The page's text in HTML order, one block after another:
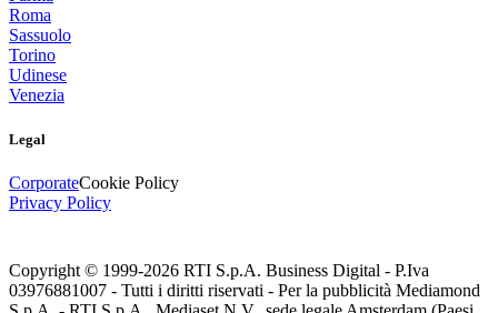
Roma
Sassuolo
Torino
Udinese
Venezia
Legal
CorporateCookie Policy
Privacy Policy
Copyright © 1999-2026 RTI S.p.A. Business Digital - P.Iva
03976881007 - Tutti i diritti riservati - Per la pubblicità Mediamond